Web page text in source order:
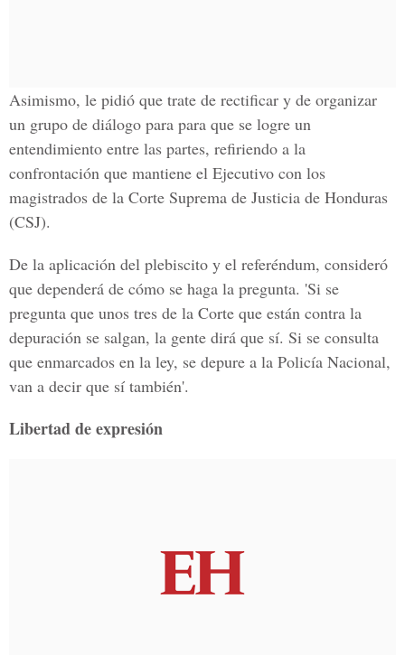
Asimismo, le pidió que trate de rectificar y de organizar
un grupo de diálogo para para que se logre un
entendimiento entre las partes, refiriendo a la
confrontación que mantiene el Ejecutivo con los
magistrados de la Corte Suprema de Justicia de Honduras
(CSJ).
De la aplicación del plebiscito y el referéndum, consideró
que dependerá de cómo se haga la pregunta. 'Si se
pregunta que unos tres de la Corte que están contra la
depuración se salgan, la gente dirá que sí. Si se consulta
que enmarcados en la ley, se depure a la Policía Nacional,
van a decir que sí también'.
Libertad de expresión